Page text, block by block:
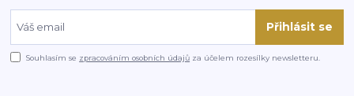
Přihlásit se
Souhlasím se zpracováním osobních údajů za účelem rozesílky newsletteru.